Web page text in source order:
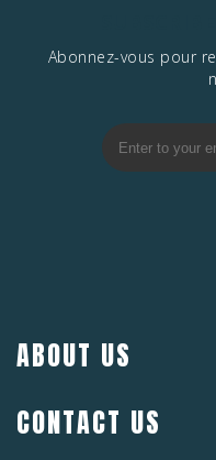
Abonnez-vous pour
ABOUT US
CONTACT US